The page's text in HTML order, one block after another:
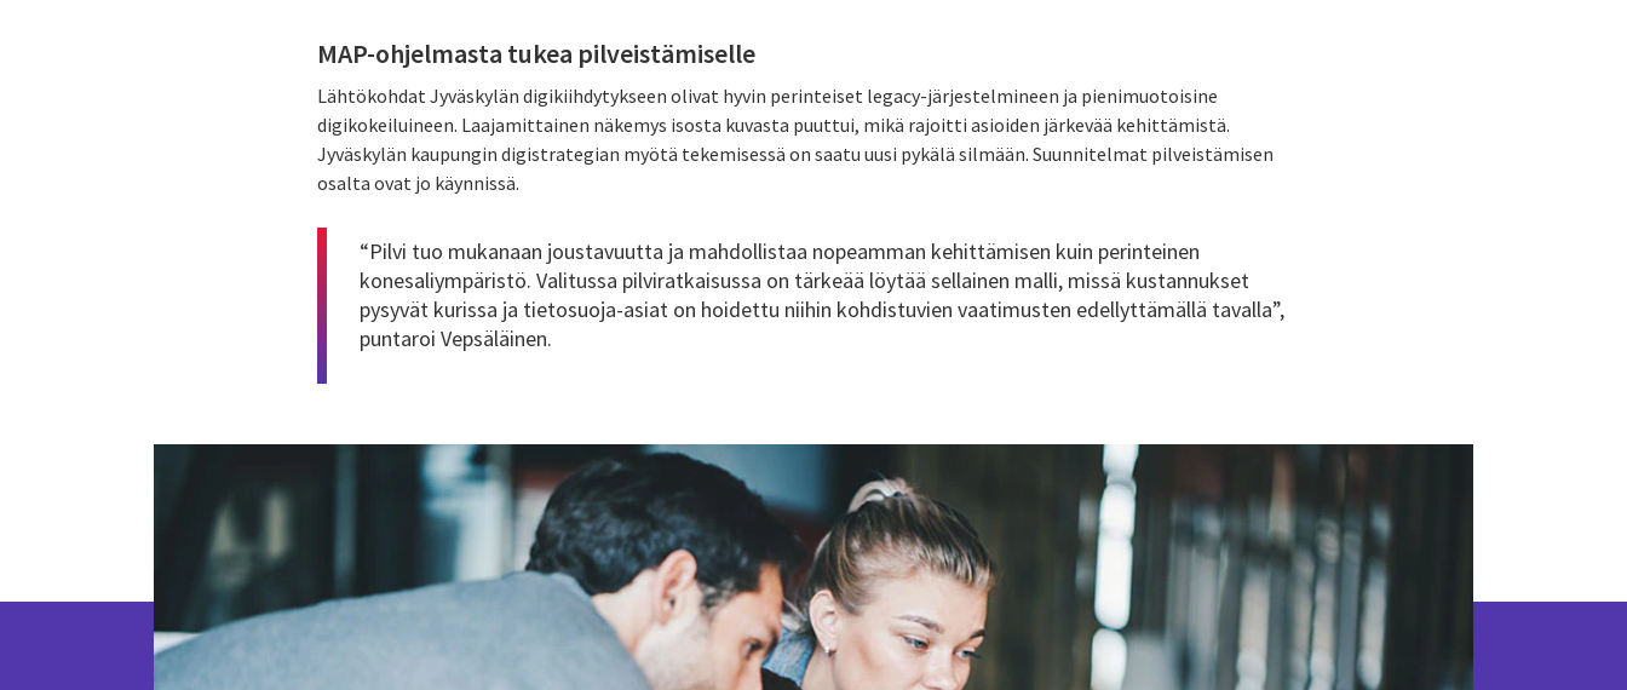
MAP-ohjelmasta tukea pilveistämiselle
Lähtökohdat Jyväskylän digikiihdytykseen olivat hyvin perinteiset legacy-järjestelmineen ja pienimuotoisine
digikokeiluineen. Laajamittainen näkemys isosta kuvasta puuttui, mikä rajoitti asioiden järkevää kehittämistä.
Jyväskylän kaupungin digistrategian myötä tekemisessä on saatu uusi pykälä silmään. Suunnitelmat pilveistämisen
osalta ovat jo käynnissä.
“Pilvi tuo mukanaan joustavuutta ja mahdollistaa nopeamman kehittämisen kuin perinteinen
konesaliympäristö. Valitussa pilviratkaisussa on tärkeää löytää sellainen malli, missä kustannukset
pysyvät kurissa ja tietosuoja-asiat on hoidettu niihin kohdistuvien vaatimusten edellyttämällä tavalla”,
puntaroi Vepsäläinen.